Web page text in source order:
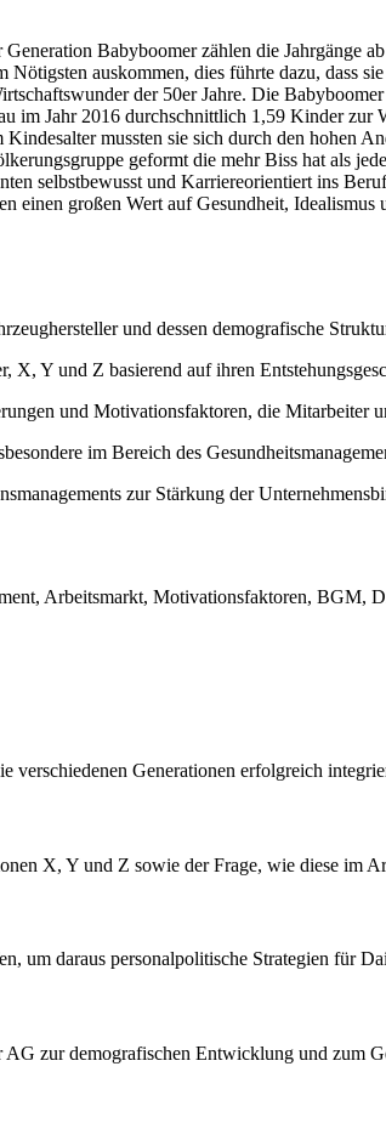
Babyboomer zählen die Jahrgänge
auskommen, dies führte dazu, dass
der 50er Jahre. Die
im Jahr 2016 durchschnittlich 1,59 Kinder zur
mussten sie sich durch den hohen
geformt die mehr Biss hat als
selbstbewusst und Karriereorientiert ins
einen großen Wert auf Gesundheit,
und dessen demografische
X, Y und Z basierend auf ihren
und Motivationsfaktoren, die Mitarbeiter
im Bereich des
zur Stärkung der
Arbeitsmarkt, Motivationsfaktoren, BGM,
Generationen erfolgreich
X, Y und Z sowie der Frage, wie diese im
um daraus personalpolitische Strategien für
zur demografischen Entwicklung und zum